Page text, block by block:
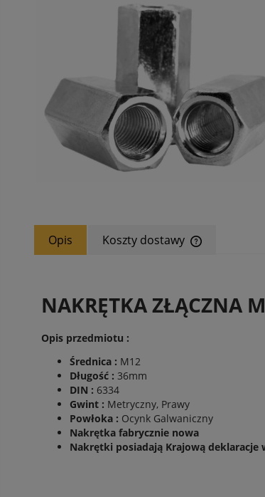
Opis Koszty dostawy
NAKRĘTKA ZŁĄCZNA
Opis przedmiotu :
Średnica : M12
Długość : 36mm
DIN : 6334
Gwint : Metryczny, Prawy
Powłoka : Ocynk Galwaniczny
Nakrętka fabrycznie nowa
Nakrętki posiadają Krajową deklaracje